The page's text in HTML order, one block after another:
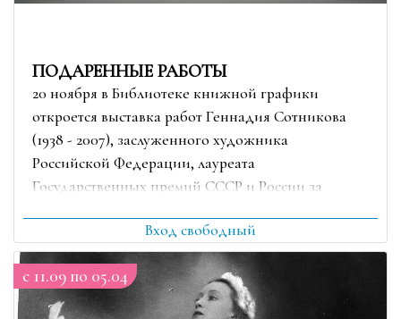
ПОДАРЕННЫЕ РАБОТЫ
20 ноября в Библиотеке книжной графики
откроется выставка работ Геннадия Сотникова
(1938 - 2007), заслуженного художника
Российской Федерации, лауреата
Государственных премий СССР и России за
Вход свободный
c 11.09 по 05.04